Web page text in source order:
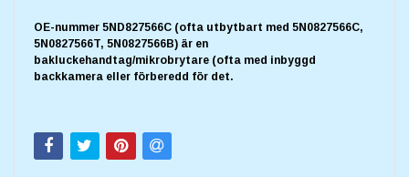
OE-nummer 5ND827566C (ofta utbytbart med 5N0827566C,
5N0827566T, 5N0827566B) är en
bakluckehandtag/mikrobrytare (ofta med inbyggd
backkamera eller förberedd för det.